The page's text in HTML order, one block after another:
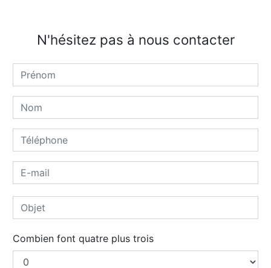
N'hésitez pas à nous contacter
Combien font quatre plus trois